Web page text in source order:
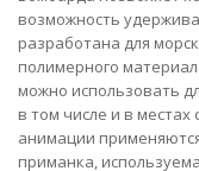
возможность
разработана для
полимерного
можно использовать
в том числе и в
анимации
приманка,